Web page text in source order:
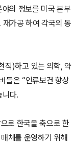
의 정보를 미국 본부
가공 하여 각국의 동
직)하고 있는 의학, 약
들은 “인류보건 향상
니다.
로 한국을 축으로 한
체를 운영하기 위해